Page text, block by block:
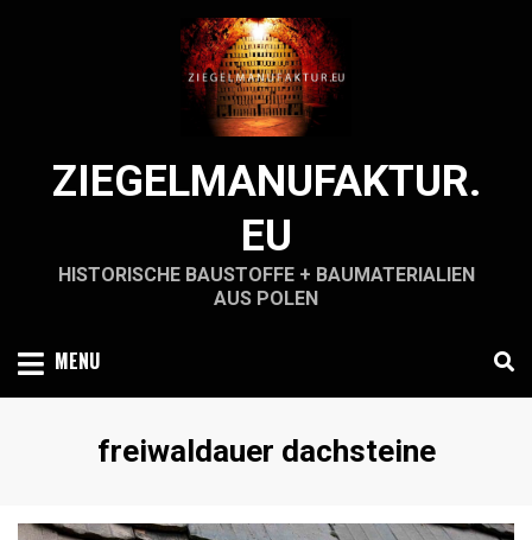
ZIEGELMANUFAKTUR.
EU
HISTORISCHE BAUSTOFFE + BAUMATERIALIEN
AUS POLEN
MENU
Schlagwort
:
freiwaldauer dachsteine